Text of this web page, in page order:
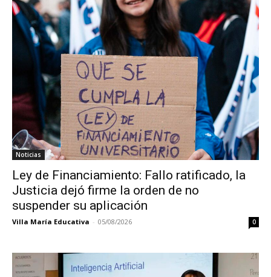
Noticias
Ley de Financiamiento: Fallo ratificado, la
Justicia dejó firme la orden de no
suspender su aplicación
Villa María Educativa - 05/08/2026 0